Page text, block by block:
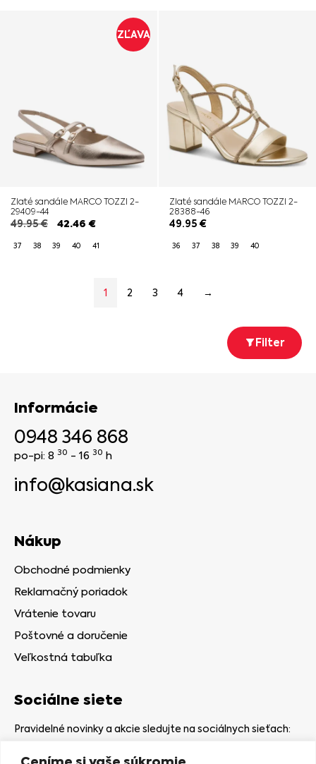
ZĽAVA
Zlaté sandále MARCO TOZZI 2-
29409-44
49.95€ 42.46 €
37 38 39 40 41
Zlaté sandále MARCO TOZZI 2-
28388-46
49.95€
36 37 38 39 40
1 2 3 4 →
Filter
Informácie
0948 346 868
po-pi: 8 30 - 16 30 h
info@kasiana.sk
Nákup
Obchodné podmienky
Reklamačný poriadok
Vrátenie tovaru
Poštovné a doručenie
Veľkostná tabuľka
Sociálne siete
Pravidelné novinky a akcie sledujte na sociálnych sieťach: